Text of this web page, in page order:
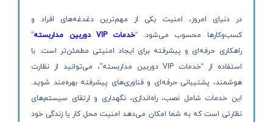
در دنیای امروز، امنیت یکی از مهم‌ترین دغدغه‌های افراد و
کسب‌وکارها محسوب می‌شود. “خدمات VIP دوربین مداربسته
”
راهکاری حرفه‌ای و پیشرفته برای ایجاد امنیتی مطمئن‌تر است. با
استفاده از “خدمات VIP دوربین مداربسته”، می‌توانید از نظارت
هوشمند، پشتیبانی حرفه‌ای و فناوری‌های پیشرفته بهره‌مند شوید.
این خدمات شامل نصب، راه‌اندازی، نگهداری و ارتقای سیستم‌های
نظارتی است که به شما امکان می‌دهد امنیت محل کار یا زندگی خود